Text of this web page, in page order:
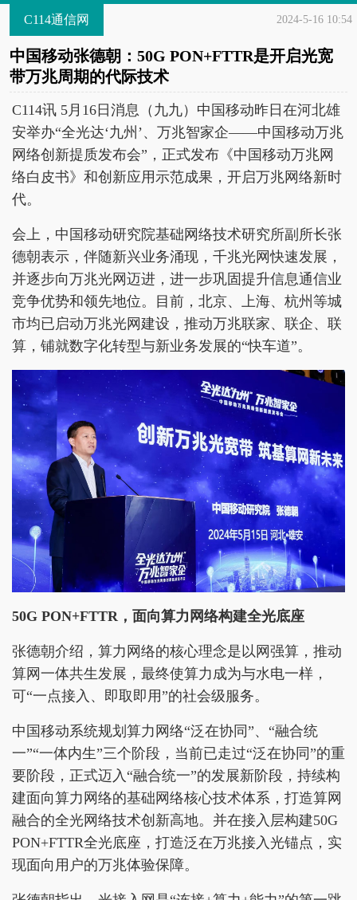
C114通信网 2024-5-16 10:54
中国移动张德朝：50G PON+FTTR是开启光宽
带万兆周期的代际技术
C114讯 5月16日消息（九九）中国移动昨日在河北雄
安举办“全光达‘九州’、万兆智家企——中国移动万兆
网络创新提质发布会”，正式发布《中国移动万兆网
络白皮书》和创新应用示范成果，开启万兆网络新时
代。
会上，中国移动研究院基础网络技术研究所副所长张
德朝表示，伴随新兴业务涌现，千兆光网快速发展，
并逐步向万兆光网迈进，进一步巩固提升信息通信业
竞争优势和领先地位。目前，北京、上海、杭州等城
市均已启动万兆光网建设，推动万兆联家、联企、联
算，铺就数字化转型与新业务发展的“快车道”。
50G PON+FTTR，面向算力网络构建全光底座
张德朝介绍，算力网络的核心理念是以网强算，推动
算网一体共生发展，最终使算力成为与水电一样，
可“一点接入、即取即用”的社会级服务。
中国移动系统规划算力网络“泛在协同”、“融合统
一”“一体内生”三个阶段，当前已走过“泛在协同”的重
要阶段，正式迈入“融合统一”的发展新阶段，持续构
建面向算力网络的基础网络核心技术体系，打造算网
融合的全光网络技术创新高地。并在接入层构建50G
PON+FTTR全光底座，打造泛在万兆接入光锚点，实
现面向用户的万兆体验保障。